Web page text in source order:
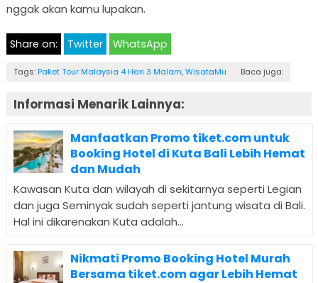
nggak akan kamu lupakan.
Share on: Twitter WhatsApp
Tags: Paket Tour Malaysia 4 Hari 3 Malam,WisataMu Baca juga:
Informasi Menarik Lainnya:
Manfaatkan Promo tiket.com untuk
Booking Hotel di Kuta Bali Lebih Hemat
dan Mudah
Kawasan Kuta dan wilayah di sekitarnya seperti Legian
dan juga Seminyak sudah seperti jantung wisata di Bali.
Hal ini dikarenakan Kuta adalah...
Nikmati Promo Booking Hotel Murah
Bersama tiket.com agar Lebih Hemat